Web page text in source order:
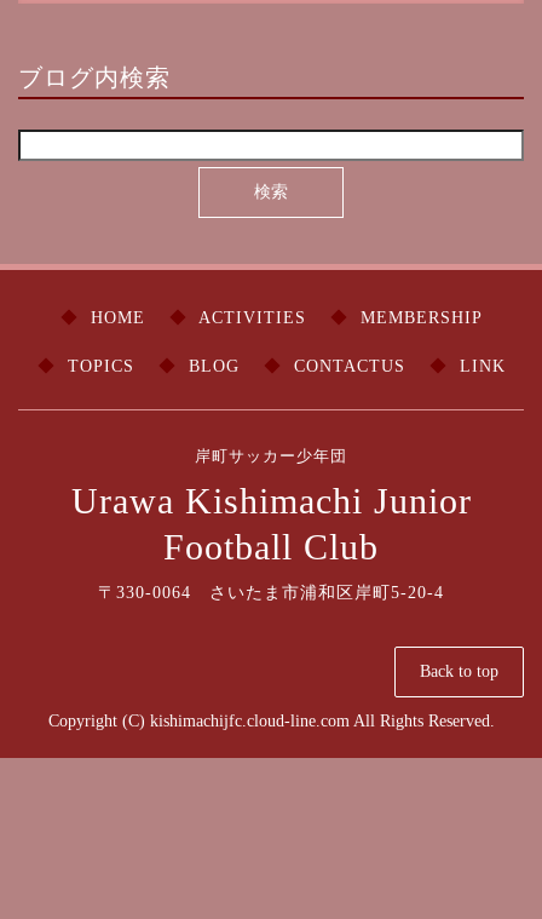
ブログ内検索
HOME ACTIVITIES MEMBERSHIP
TOPICS BLOG CONTACTUS LINK
岸町サッカー少年団
Urawa Kishimachi Junior
Football Club
〒330-0064 さいたま市浦和区岸町5-20-4
Back to top
Copyright (C) kishimachijfc.cloud-line.com All Rights Reserved.